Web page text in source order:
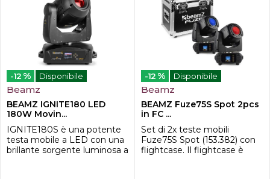
-12 % Disponibile
Beamz
BEAMZ IGNITE180 LED
180W Movin...
IGNITE180S è una potente
testa mobile a LED con una
brillante sorgente luminosa a
-12 % Disponibile
Beamz
BEAMZ Fuze75S Spot 2pcs
in FC ...
Set di 2x teste mobili
Fuze75S Spot (153.382) con
flightcase. Il flightcase è